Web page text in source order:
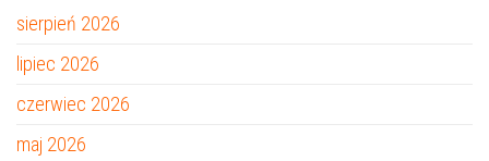
sierpień 2026
lipiec 2026
czerwiec 2026
maj 2026